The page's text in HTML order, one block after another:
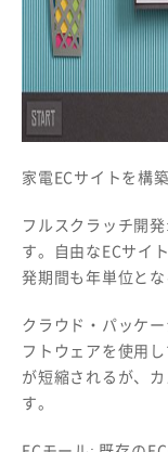
家電ECサイトを構
フルスクラッチ開
す。自由なECサイ
発期間も年単位とな
クラウド・パッケ
フトウェアを使用
が短縮されるが、
す。